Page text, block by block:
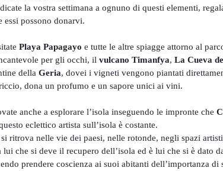
la vostra settimana a ognuno di questi elementi,
essi possono donarvi.
Playa Papagayo e tutte le altre spiagge attorno al
per gli occhi, il vulcano Timanfya, La Cueva
della Geria, dovei i vigneti vengono piantati
dona un profumo e un sapore unici ai vini.
anche a esplorare l’isola inseguendo le impronte che
eclettico artista sull’isola è costante.
ritrova nelle vie dei paesi, nelle rotonde, negli spazi
lui che si deve il recupero dell’isola ed è lui che si è dato
prendere coscienza ai suoi abitanti dell’importanza di